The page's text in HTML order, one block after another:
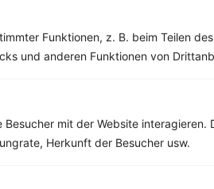
Funktionen, z. B. beim Teilen
und anderen Funktionen von
mit der Website interagieren.
Herkunft der Besucher usw.